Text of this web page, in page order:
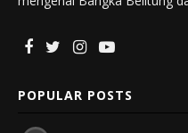
POPULAR POSTS